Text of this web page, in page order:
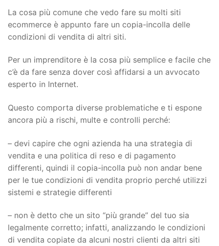
La cosa più comune che vedo fare su molti siti
ecommerce è appunto fare un copia-incolla delle
condizioni di vendita di altri siti.
Per un imprenditore è la cosa più semplice e facile che
c’è da fare senza dover così affidarsi a un avvocato
esperto in Internet.
Questo comporta diverse problematiche e ti espone
ancora più a rischi, multe e controlli perché:
– devi capire che ogni azienda ha una strategia di
vendita e una politica di reso e di pagamento
differenti, quindi il copia-incolla può non andar bene
per le tue condizioni di vendita proprio perché utilizzi
sistemi e strategie differenti
– non è detto che un sito “più grande” del tuo sia
legalmente corretto; infatti, analizzando le condizioni
di vendita copiate da alcuni nostri clienti da altri siti